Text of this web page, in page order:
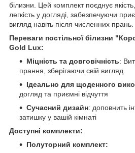
білизни. Цей комплект поєднує якість,
легкість у догляді, забезпечуючи
вигляд навіть після численних прань.
Переваги постільної білизни
Gold Lux:
Міцність та довговічність:
прання, зберігаючи свій вигляд.
Ідеально для щоденного
догляд та приємні відчуття
Сучасний дизайн: доповнить
затишку у вашій кімнаті
Доступні комплекти:
Полуторний комплект: